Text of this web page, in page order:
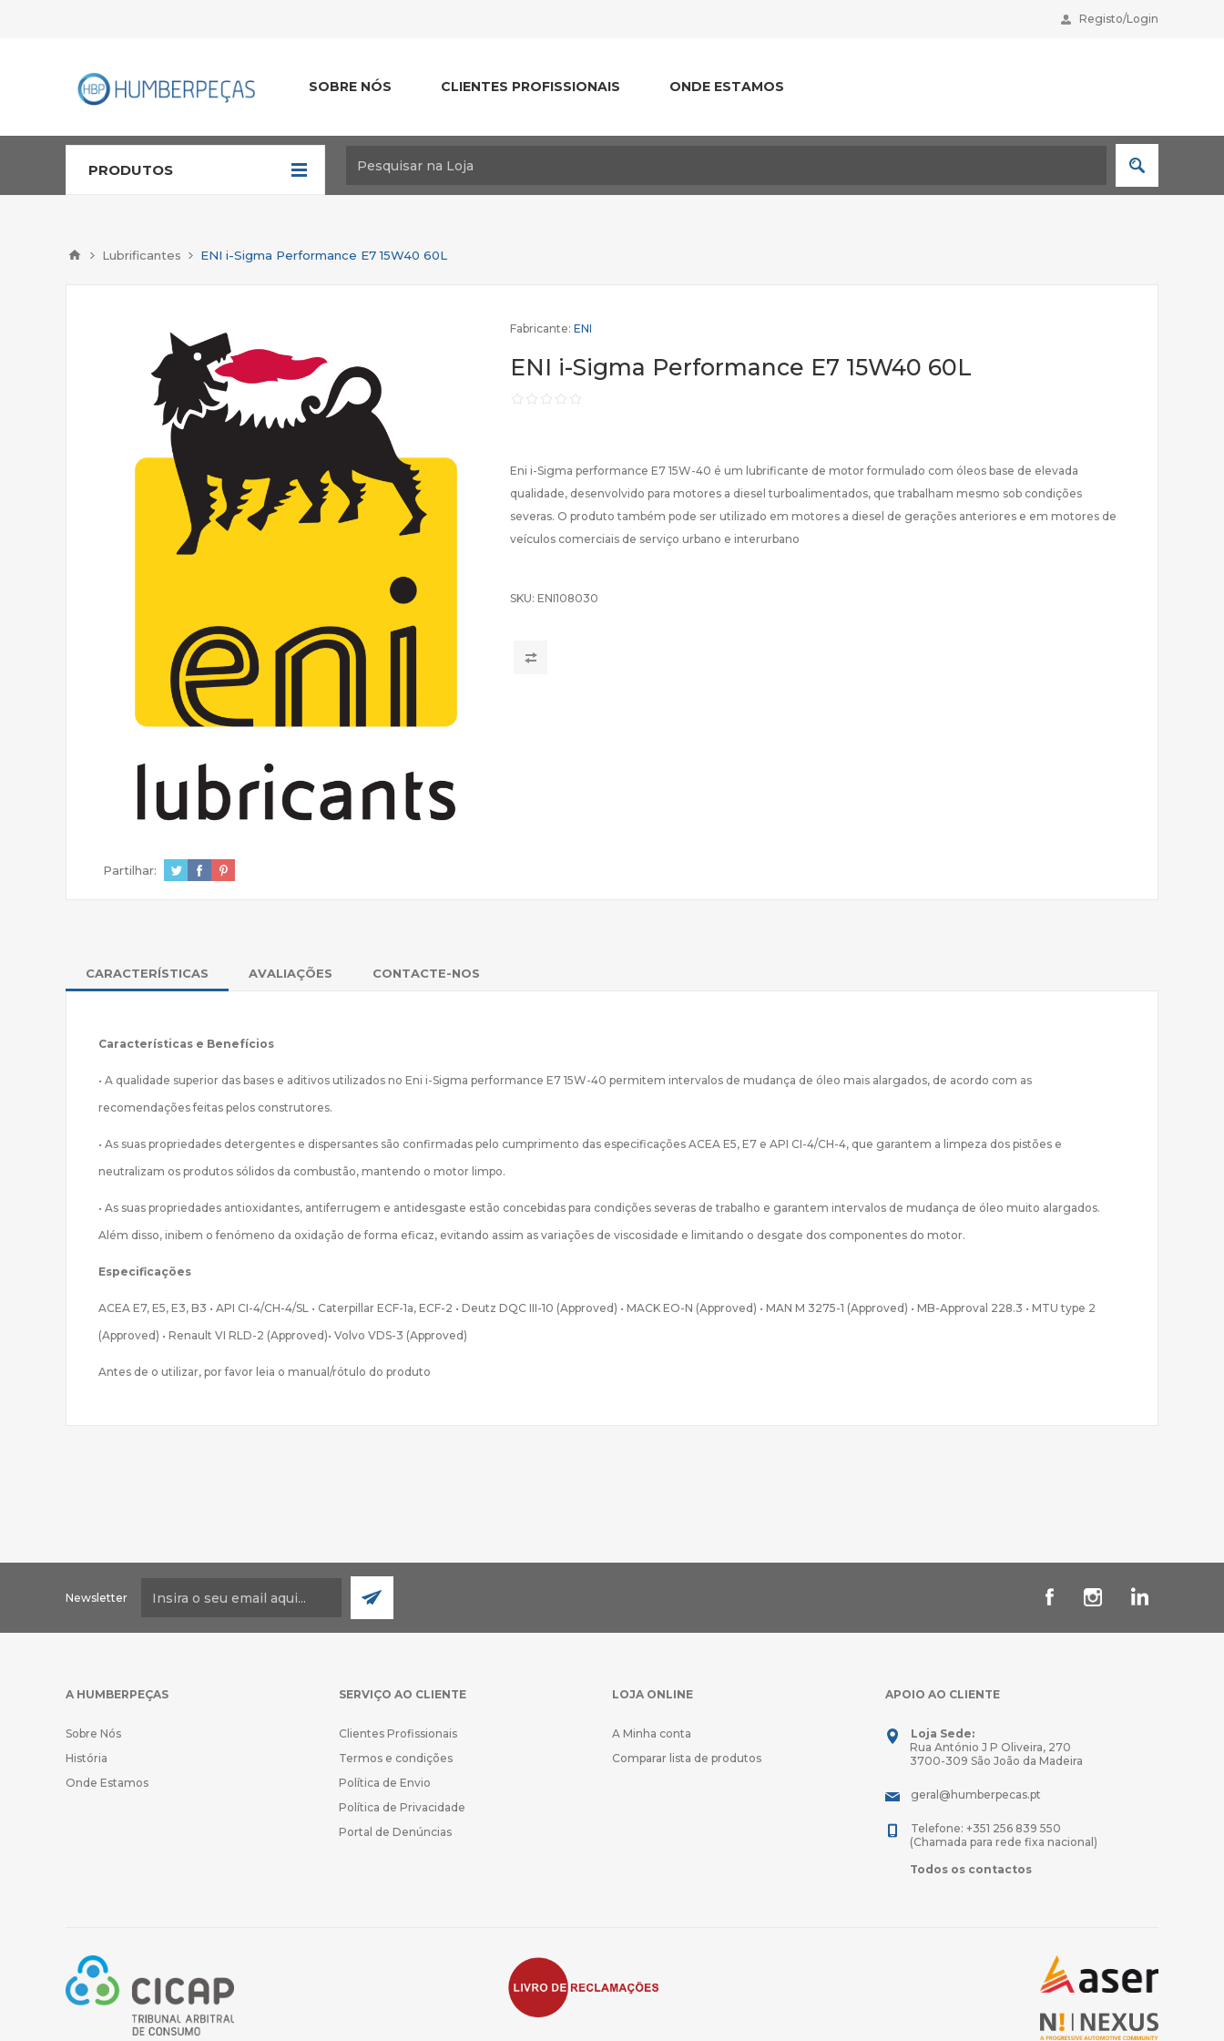
Registo/Login
SOBRE NÓS CLIENTES PROFISSIONAIS ONDE ESTAMOS
PRODUTOS
Lubrificantes ENI i-Sigma Performance E7 15W40 60L
Fabricante: ENI
ENI i-Sigma Performance E7 15W40 60L
Eni i-Sigma performance E7 15W-40 é um lubrificante de motor formulado com óleos base de elevada
qualidade, desenvolvido para motores a diesel turboalimentados, que trabalham mesmo sob condições
severas. O produto também pode ser utilizado em motores a diesel de gerações anteriores e em motores de
veículos comerciais de serviço urbano e interurbano
SKU: ENI108030
Partilhar:
CARACTERÍSTICAS AVALIAÇÕES CONTACTE-NOS
Características e Benefícios
• A qualidade superior das bases e aditivos utilizados no Eni i-Sigma performance E7 15W-40 permitem intervalos de mudança de óleo mais alargados, de acordo com as
recomendações feitas pelos construtores.
• As suas propriedades detergentes e dispersantes são confirmadas pelo cumprimento das especificações ACEA E5, E7 e API CI-4/CH-4, que garantem a limpeza dos pistões e
neutralizam os produtos sólidos da combustão, mantendo o motor limpo.
• As suas propriedades antioxidantes, antiferrugem e antidesgaste estão concebidas para condições severas de trabalho e garantem intervalos de mudança de óleo muito alargados.
Além disso, inibem o fenómeno da oxidação de forma eficaz, evitando assim as variações de viscosidade e limitando o desgate dos componentes do motor.
Especificações
ACEA E7, E5, E3, B3 • API CI-4/CH-4/SL • Caterpillar ECF-1a, ECF-2 • Deutz DQC III-10 (Approved) • MACK EO-N (Approved) • MAN M 3275-1 (Approved) • MB-Approval 228.3 • MTU type 2
(Approved) • Renault VI RLD-2 (Approved)• Volvo VDS-3 (Approved)
Antes de o utilizar, por favor leia o manual/rótulo do produto
Newsletter
A HUMBERPEÇAS
Sobre Nós
História
Onde Estamos
SERVIÇO AO CLIENTE
Clientes Profissionais
Termos e condições
Política de Envio
Política de Privacidade
Portal de Denúncias
LOJA ONLINE
A Minha conta
Comparar lista de produtos
APOIO AO CLIENTE
Loja Sede:
Rua António J P Oliveira, 270
3700-309 São João da Madeira
geral@humberpecas.pt
Telefone: +351 256 839 550
(Chamada para rede fixa nacional)
Todos os contactos